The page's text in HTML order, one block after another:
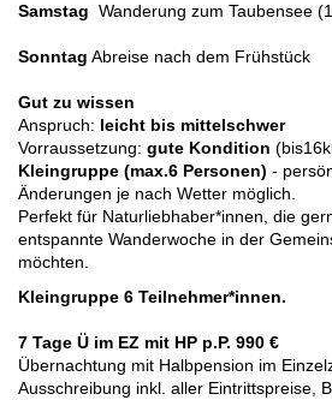
Samstag Wanderung zum Taubensee
Sonntag Abreise nach dem Frühstück
Gut zu wissen
Anspruch: leicht bis mittelschwer
Vorraussetzung: gute Kondition
Kleingruppe (max.6 Personen) -
Änderungen je nach Wetter möglich.
Perfekt für Naturliebhaber*innen, die
entspannte Wanderwoche in der
möchten.
Kleingruppe 6 Teilnehmer*innen.
7 Tage Ü im EZ mit HP p.P. 990 €
Übernachtung mit Halbpension im
Ausschreibung inkl. aller Eintrittspreise,